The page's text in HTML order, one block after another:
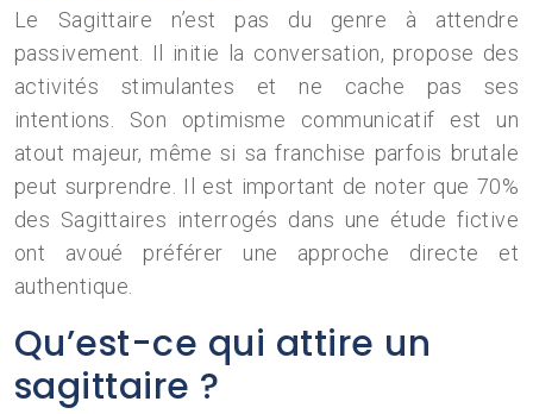
Le Sagittaire n’est pas du genre à attendre
passivement. Il initie la conversation, propose des
activités stimulantes et ne cache pas ses
intentions. Son optimisme communicatif est un
atout majeur, même si sa franchise parfois brutale
peut surprendre. Il est important de noter que 70%
des Sagittaires interrogés dans une étude fictive
ont avoué préférer une approche directe et
authentique.
Qu’est-ce qui attire un
sagittaire ?